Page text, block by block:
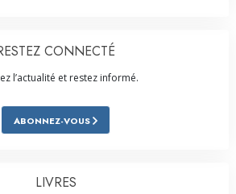
CONNECTÉ
l’actualité et restez informé.
ABONNEZ-VOUS
LIVRES